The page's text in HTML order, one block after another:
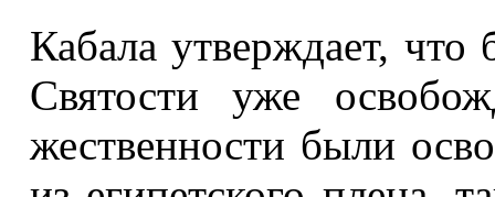
Кабала утверждает,
Святости уже
жественности были